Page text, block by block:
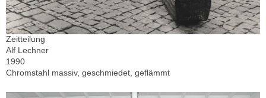
Zeitteilung
Alf Lechner
1990
Chromstahl massiv, geschmiedet, geflämmt